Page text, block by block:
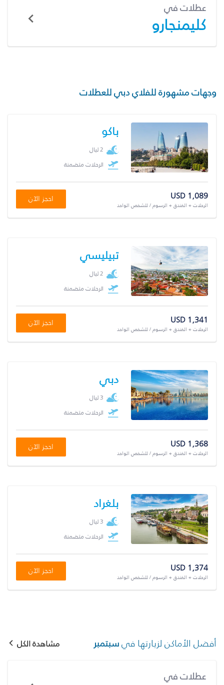
عطلات في
كليمنجارو
وجهات مشهورة للفلاي دبي للعطلات
باكو
2 ليال
الرحلات متضمنة
USD 1,089
الرحلات + الفندق + الرسوم / للشخص الواحد
احجز الآن
تبيليسي
2 ليال
الرحلات متضمنة
USD 1,341
الرحلات + الفندق + الرسوم / للشخص الواحد
احجز الآن
دبي
3 ليال
الرحلات متضمنة
USD 1,368
الرحلات + الفندق + الرسوم / للشخص الواحد
احجز الآن
بلغراد
3 ليال
الرحلات متضمنة
USD 1,374
الرحلات + الفندق + الرسوم / للشخص الواحد
احجز الآن
أفضل الأماكن لزيارتها فيسبتمبر مشاهدة الكل
عطلات في